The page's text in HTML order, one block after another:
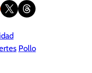
Reddit
Compartir en X Share on Threads
Pollo